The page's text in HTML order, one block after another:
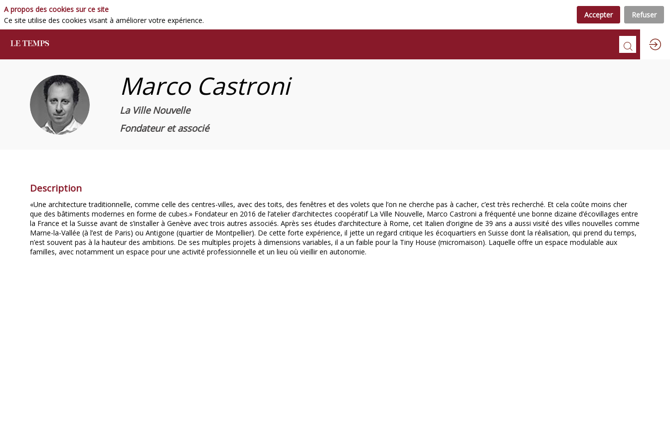
MC
Marco Castroni
La Ville Nouvelle
Fondateur et associé
Description
«Une architecture traditionnelle, comme celle des centres-villes, avec des toits, des fenêtres et des volets que l’on ne cherche pas à cacher, c’est très recherché. Et cela coûte moins cher
que des bâtiments modernes en forme de cubes.» Fondateur en 2016 de l’atelier d’architectes coopératif La Ville Nouvelle, Marco Castroni a fréquenté une bonne dizaine d’écovillages entre
la France et la Suisse avant de s’installer à Genève avec trois autres associés. Après ses études d’architecture à Rome, cet Italien d’origine de 39 ans a aussi visité des villes nouvelles comme
Marne-la-Vallée (à l’est de Paris) ou Antigone (quartier de Montpellier). De cette forte expérience, il jette un regard critique les écoquartiers en Suisse dont la réalisation, qui prend du temps,
n’est souvent pas à la hauteur des ambitions. De ses multiples projets à dimensions variables, il a un faible pour la Tiny House (micromaison). Laquelle offre un espace modulable aux
familles, avec notamment un espace pour une activité professionnelle et un lieu où vieillir en autonomie.
A propos des cookies sur ce site
Ce site utilise des cookies visant à améliorer votre expérience.
Accepter Refuser